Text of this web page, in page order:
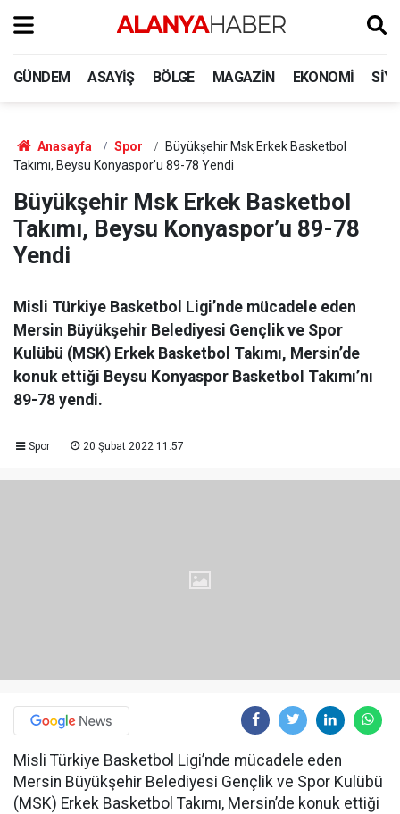
GÜNDEM ASAYIŞ BÖLGE MAGAZIN EKONOMI
Anasayfa Spor
Büyükşehir Msk Erkek Basketbol
Takımı, Beysu Konyaspor’u 89-78 Yendi
Büyükşehir Msk Erkek Basketbol
Takımı, Beysu Konyaspor’u 89-78
Yendi
Misli Türkiye Basketbol Ligi’nde mücadele eden
Mersin Büyükşehir Belediyesi Gençlik ve Spor
Kulübü (MSK) Erkek Basketbol Takımı, Mersin’de
konuk ettiği Beysu Konyaspor Basketbol Takımı’nı
89-78 yendi.
Spor 20 Şubat 2022 11:57
Misli Türkiye Basketbol Ligi’nde mücadele eden
Mersin Büyükşehir Belediyesi Gençlik ve Spor Kulübü
(MSK) Erkek Basketbol Takımı, Mersin’de konuk ettiği